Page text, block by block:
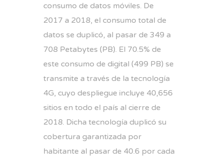
consumo de datos móviles. De
2017 a 2018, el consumo total de
datos se duplicó, al pasar de 349 a
708 Petabytes (PB). El 70.5% de
este consumo de digital (499 PB) se
transmite a través de la tecnología
4G, cuyo despliegue incluye 40,656
sitios en todo el país al cierre de
2018. Dicha tecnología duplicó su
cobertura garantizada por
habitante al pasar de 40.6 por cada